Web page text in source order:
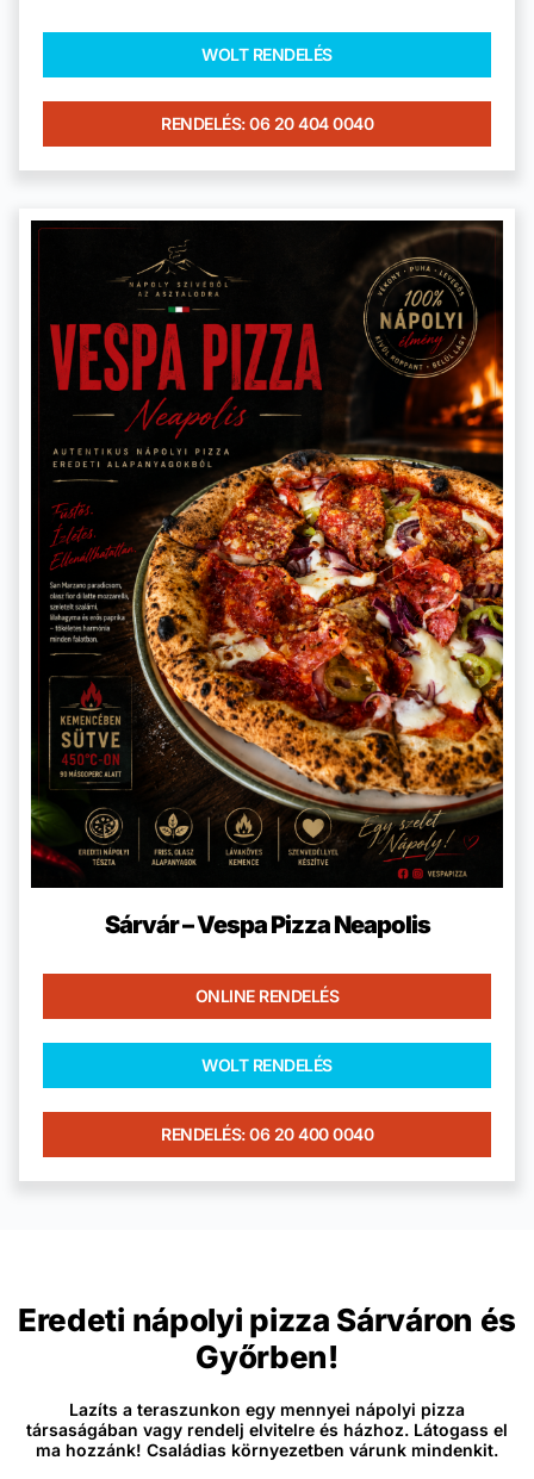
WOLT RENDELÉS
RENDELÉS: 06 20 404 0040
Sárvár – Vespa Pizza Neapolis
ONLINE RENDELÉS
WOLT RENDELÉS
RENDELÉS: 06 20 400 0040
Eredeti nápolyi pizza Sárváron és
Győrben!
Lazíts a teraszunkon egy mennyei nápolyi pizza
társaságában vagy rendelj elvitelre és házhoz. Látogass el
ma hozzánk! Családias környezetben várunk mindenkit.